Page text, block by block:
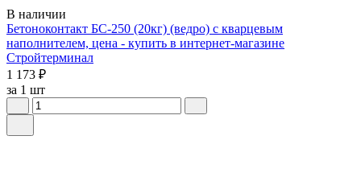
В наличии
Бетоноконтакт БС-250 (20кг) (ведро) с кварцевым
наполнителем, цена - купить в интернет-магазине
Стройтерминал
1 173 ₽
за 1 шт